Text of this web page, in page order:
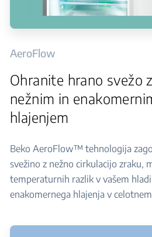
AeroFlow
Ohranite hrano svežo z
nežnim in
hlajenjem
Beko AeroFlow™ tehnologija
svežino z nežno cirkulacijo zraku,
temperaturnih razlik v vašem
enakomernega hlajenja v